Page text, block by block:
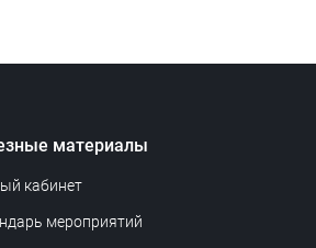
материалы
кабинет
мероприятий